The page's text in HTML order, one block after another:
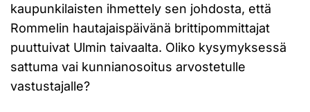
kaupunkilaisten ihmettely sen johdosta, että
Rommelin hautajaispäivänä brittipommittajat
puuttuivat Ulmin taivaalta. Oliko kysymyksessä
sattuma vai kunnianosoitus arvostetulle
vastustajalle?